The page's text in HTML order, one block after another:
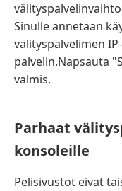
Sinulle annetaan
välityspalvelimen
palvelin.Napsauta
valmis.
Parhaat
konsoleille
Pelisivustot eivät